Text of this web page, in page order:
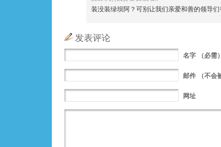
装没装绿坝阿？可别让我们亲爱和善的领导
发表评论
名字 （必需
邮件 （不会
网址